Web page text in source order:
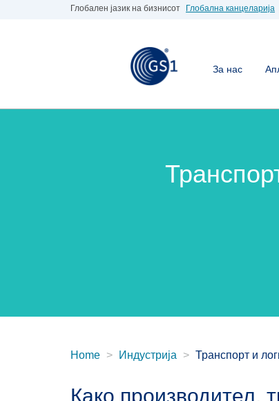
Глобален јазик на бизнисот Глобална канцеларија
За нас
Home Индустрија Транспорт и
Како производител,